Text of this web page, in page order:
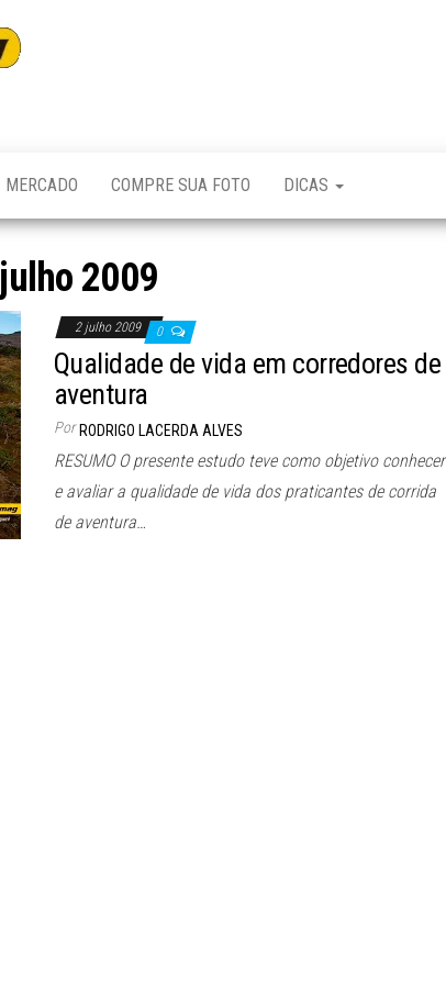
MERCADO COMPRE SUA FOTO DICAS
julho 2009
2 julho 2009 0
Qualidade de vida em corredores de
aventura
Por RODRIGO LACERDA ALVES
RESUMO O presente estudo teve como objetivo conhecer
e avaliar a qualidade de vida dos praticantes de corrida
de aventura…